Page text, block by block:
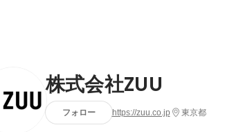
株式会社ZUU
フォロー https://zuu.co.jp 東京都